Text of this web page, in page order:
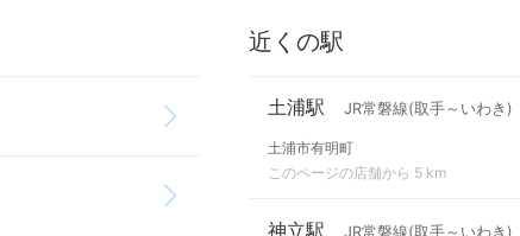
近くの駅
土浦駅 JR常磐線(取手～いわき)
土浦市有明町
このページの店舗から 5 km
神立駅 JR常磐線(取手～いわき)